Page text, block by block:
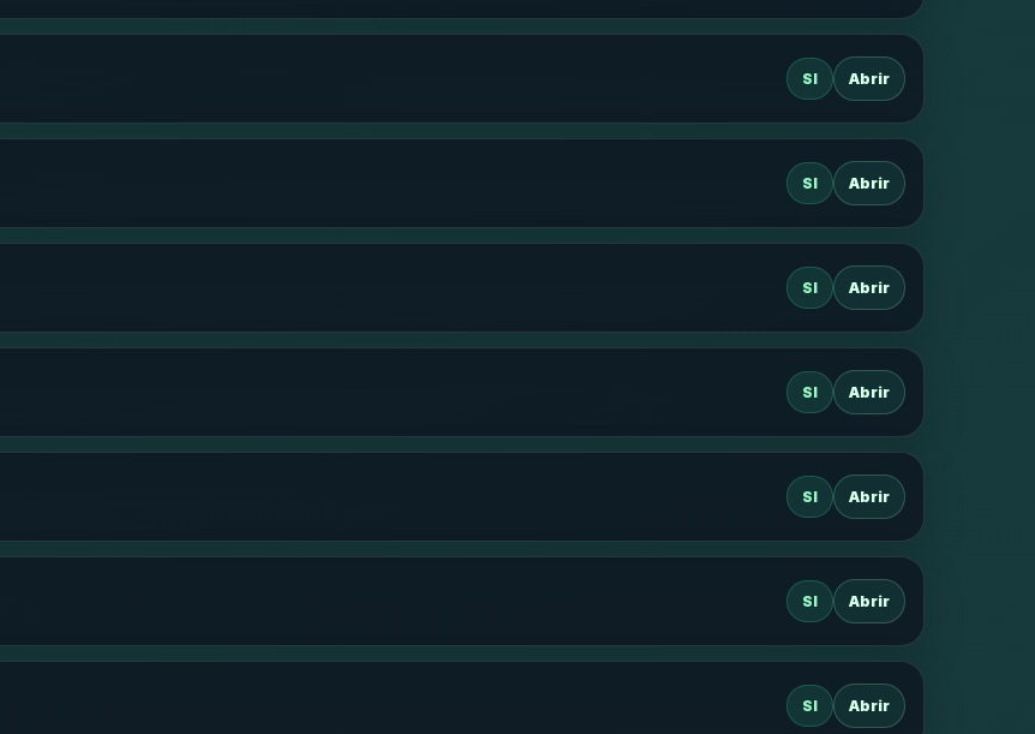
SI Abrir
SI Abrir
SI Abrir
SI Abrir
SI Abrir
SI Abrir
SI Abrir